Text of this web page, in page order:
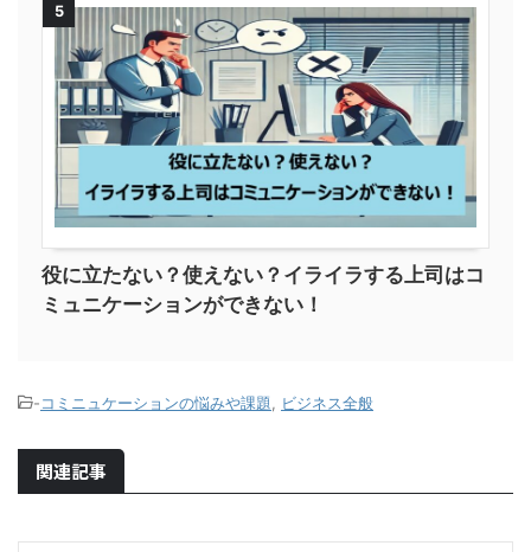
5
役に立たない？使えない？イライラする上司はコ
ミュニケーションができない！
-コミニュケーションの悩みや課題, ビジネス全般
関連記事